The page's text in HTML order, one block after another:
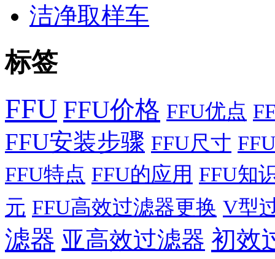
洁净取样车
标签
FFU FFU价格 FFU优点
FFU安装步骤 FFU尺寸
FFU特点 FFU的应用 FFU知
元 FFU高效过滤器更换 V型
滤器 亚高效过滤器 初效